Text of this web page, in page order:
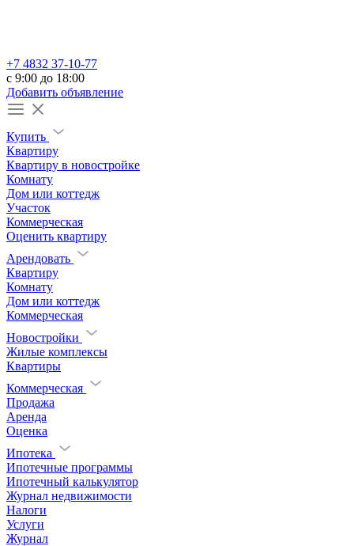
+7 4832 37-10-77
c 9:00 до 18:00
Добавить объявление
Купить
Квартиру
Квартиру в новостройке
Комнату
Дом или коттедж
Участок
Коммерческая
Оценить квартиру
Арендовать
Квартиру
Комнату
Дом или коттедж
Коммерческая
Новостройки
Жилые комплексы
Квартиры
Коммерческая
Продажа
Аренда
Оценка
Ипотека
Ипотечные программы
Ипотечный калькулятор
Журнал недвижимости
Налоги
Услуги
Журнал